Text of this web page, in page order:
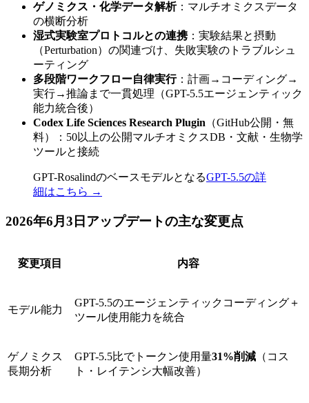
ゲノミクス・化学データ解析：マルチオミクスデータ
の横断分析
湿式実験室プロトコルとの連携：実験結果と摂動
（Perturbation）の関連づけ、失敗実験のトラブルシュ
ーティング
多段階ワークフロー自律実行：計画→コーディング→
実行→推論まで一貫処理（GPT-5.5エージェンティック
能力統合後）
Codex Life Sciences Research Plugin （GitHub公開・無
料）：50以上の公開マルチオミクスDB・文献・生物学
ツールと接続
GPT-RosalindのベースモデルとなるGPT-5.5の詳
細はこちら →
2026年6月3日アップデートの主な変更点
変更項目 内容
モデル能力
GPT-5.5のエージェンティックコーディング＋
ツール使用能力を統合
ゲノミクス
長期分析
GPT-5.5比でトークン使用量31%削減 （コス
ト・レイテンシ大幅改善）